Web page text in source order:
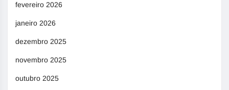
fevereiro 2026
janeiro 2026
dezembro 2025
novembro 2025
outubro 2025